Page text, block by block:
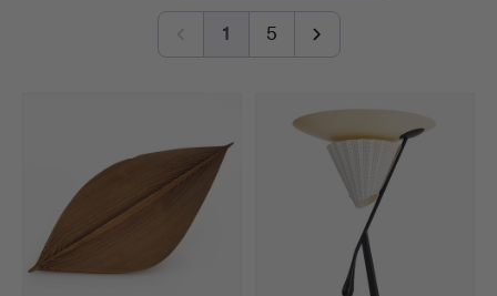
från franska Lalique, dränkt i art nouveau och så mitt
upp i allt, några hemdatorer av den där charmigt gamla
Känn er varm välkomna till Crafoord Auktioner
1 5